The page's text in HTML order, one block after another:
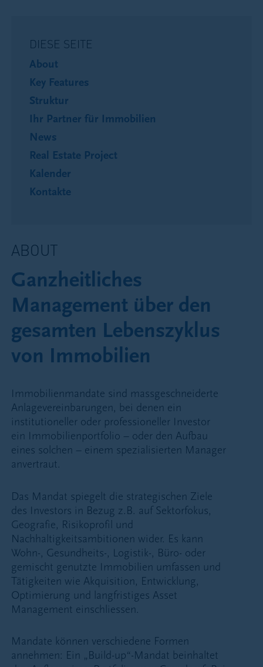
ABOUT
Ganzheitliches
Management über den
gesamten Lebenszyklus
von Immobilien
Immobilienmandate sind massgeschneiderte
Anlagevereinbarungen, bei denen ein
institutioneller oder professioneller Investor
ein Immobilienportfolio – oder den Aufbau
eines solchen – einem spezialisierten Manager
anvertraut.
Das Mandat spiegelt die strategischen Ziele
des Investors in Bezug z.B. auf Sektorfokus,
Geografie, Risikoprofil und
Nachhaltigkeitsambitionen wider. Es kann
Wohn-, Gesundheits-, Logistik-, Büro- oder
gemischt genutzte Immobilien umfassen und
Tätigkeiten wie Akquisition, Entwicklung,
Optimierung und langfristiges Asset
Management einschliessen.
Mandate können verschiedene Formen
annehmen: Ein „Build-up“-Mandat beinhaltet
DIESE SEITE
About
Key Features
Struktur
Ihr Partner für Immobilien
News
Real Estate Project
Kalender
Kontakte